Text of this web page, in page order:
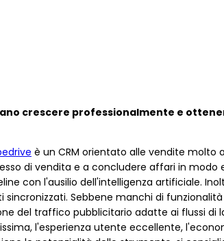
crescere professionalmente e
è un CRM orientato alle vendite molto
di vendita e a concludere affari in modo
con l'ausilio dell'intelligenza artificiale.
Sebbene manchi di
del traffico pubblicitario adatte ai flussi di
l'esperienza utente eccellente,